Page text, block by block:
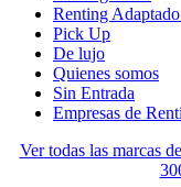
Renting
Pick Up
De lujo
Quienes somos
Sin Entrada
Empresas de
Ver todas las marcas